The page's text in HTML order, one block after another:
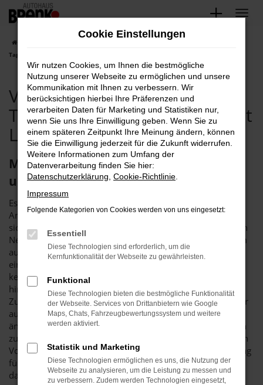
Zum
springen
VW Pforzheim, VW T-Roc
Tageszulassung Angebote mit Lieferservice nach Pforzheim
VW Pforzheim, VW T-Roc
Tageszulassung Angebote mit
Lieferservice nach Pforzheim
Mit der VW T-Roc Tageszulassung
unterwegs in Pforzheim
Es gibt Schnäppchen und es gibt dauerhaft erstklassige
Angebote. Bei einer VW T-Roc Tageszulassung handelt es
sich um die perfekte Synthese, denn hier erhalten Sie einen
Neuwagen zum Preis eines Gebrauchten. Wer in Pforzheim
auf der Suche nach dem passenden Fahrzeug ist, steigt mit
einer VW T-Roc Tageszulassung günstig ein und braucht
keinerlei Abstriche gegenüber einem Neufahrzeug
hinzunehmen. Möglich wird dies durch die eintägige
Zulassung des angebotenen Modells, die in Pforzheim oder
auch an einem anderen Ort erfolgt sein kann. Hierdurch
ändert sich der Status des Fahrzeugs von einem Neuwagen
zum Gebrauchtwagen, denn schließlich existiert offiziell ein
Vorbesitzer. Sie kaufen somit eine VW T-Roc Tageszulassung
für Pforzheim aus zweiter Hand, profitieren jedoch davon,
dass das Auto noch nicht gefahren wurde.
Cookie Einstellungen
Wir nutzen Cookies, um Ihnen die bestmögliche
Nutzung unserer Webseite zu ermöglichen und unsere
Kommunikation mit Ihnen zu verbessern. Wir
berücksichtigen hierbei Ihre Präferenzen und
verarbeiten Daten für Marketing und Statistiken nur,
wenn Sie uns Ihre Einwilligung geben. Wenn Sie zu
einem späteren Zeitpunkt Ihre Meinung ändern, können
Sie die Einwilligung jederzeit für die Zukunft widerrufen.
Weitere Informationen zum Umfang der
Datenverarbeitung finden Sie hier:
Datenschutzerklärung Cookie-Richtlinie
Impressum
Folgende Kategorien von Cookies werden von uns eingesetzt:
Essentiell
Diese Technologien sind erforderlich, um die
Kernfunktionalität der Webseite zu gewährleisten.
Funktional
Diese Technologien bieten die bestmögliche Funktionalität
der Webseite. Services von Drittanbietern wie Google
Maps, Chats, Fahrzeugbewertungssystem und weitere
werden aktiviert.
Statistik und Marketing
Diese Technologien ermöglichen es uns, die Nutzung der
Webseite zu analysieren, um die Leistung zu messen und
zu verbessern. Zudem werden Technologien eingesetzt,